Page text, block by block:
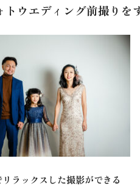
トウエディング前撮りを
ラックスした撮影ができる